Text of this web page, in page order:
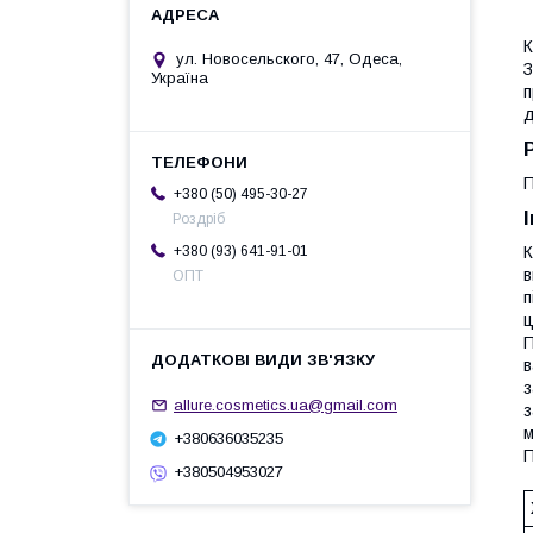
ул. Новосельского, 47, Одеса,
Україна
+380 (50) 495-30-27
Роздріб
+380 (93) 641-91-01
ОПТ
allure.cosmetics.ua@gmail.com
+380636035235
+380504953027